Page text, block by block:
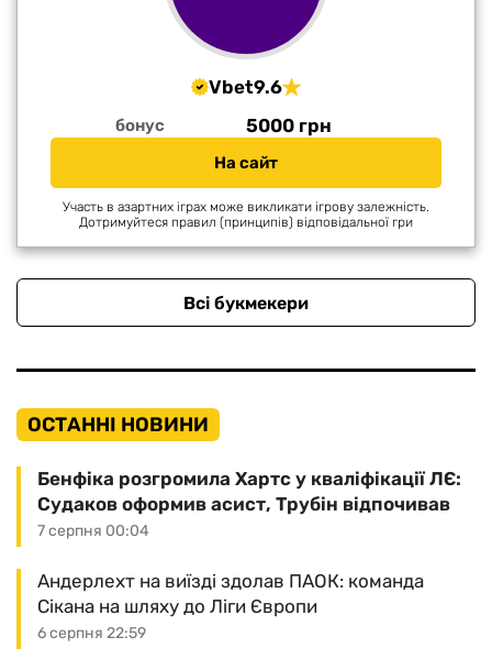
Vbet9.6
бонус 5000 грн
На сайт
Участь в азартних іграх може викликати ігрову залежність.
Дотримуйтеся правил (принципів) відповідальної гри
Всі букмекери
ОСТАННІ НОВИНИ
7 серпня 00:04
Бенфіка розгромила Хартс у кваліфікації ЛЄ:
Судаков оформив асист, Трубін відпочивав
6 серпня 22:59
Андерлехт на виїзді здолав ПАОК: команда
Сікана на шляху до Ліги Європи